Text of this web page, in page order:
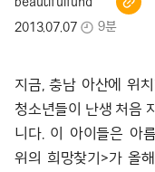
2013.07.07
9분
지금, 충남 아산에 위
청소년들이 난생 처음
니다. 이 아이들은 아
위의 희망찾기>가 올